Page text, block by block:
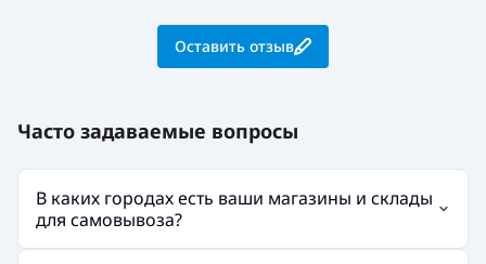
Оставить отзыв
Часто задаваемые вопросы
В каких городах есть ваши магазины и склады
для самовывоза?